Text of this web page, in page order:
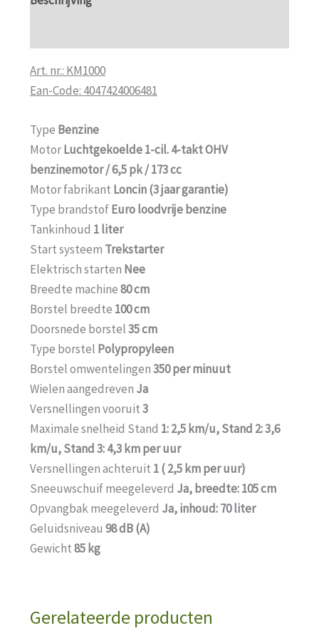
Art. nr.: KM1000
Ean-Code: 4047424006481
Type Benzine
MotorLuchtgekoelde 1-cil. 4-takt OHV
benzinemotor / 6,5 pk / 173 cc
Motor fabrikant Loncin (3 jaar garantie)
Type brandstofEuro loodvrije benzine
Tankinhoud 1 liter
Start systeem Trekstarter
Elektrisch starten Nee
Breedte machine80 cm
Borstel breedte 100 cm
Doorsnede borstel35 cm
Type borstel Polypropyleen
Borstel omwentelingen350 per minuut
Wielen aangedreven Ja
Versnellingen vooruit3
Maximale snelheid Stand 1: 2,5 km/u, Stand 2: 3,6
km/u, Stand 3: 4,3 km per uur
Versnellingen achteruit 1 ( 2,5 km per uur)
Sneeuwschuif meegeleverd Ja, breedte: 105 cm
Opvangbak meegeleverd Ja, inhoud: 70 liter
Geluidsniveau 98 dB (A)
Gewicht85 kg
Gerelateerde producten